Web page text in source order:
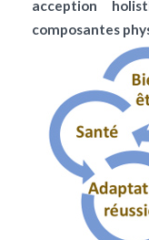
acception
composantes